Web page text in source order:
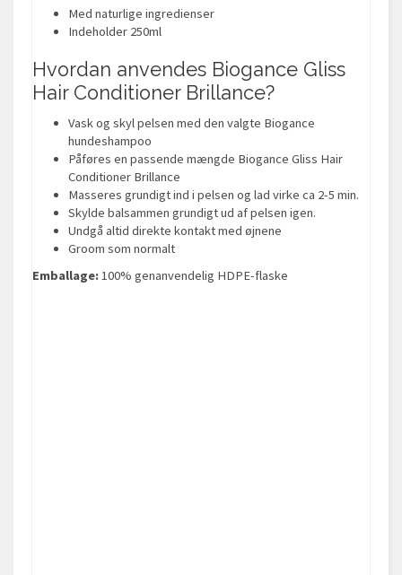
Med naturlige ingredienser
Indeholder 250ml
Hvordan anvendes Biogance Gliss
Hair Conditioner Brillance?
Vask og skyl pelsen med den valgte Biogance
hundeshampoo
Påføres en passende mængde Biogance Gliss Hair
Conditioner Brillance
Masseres grundigt ind i pelsen og lad virke ca 2-5 min.
Skylde balsammen grundigt ud af pelsen igen.
Undgå altid direkte kontakt med øjnene
Groom som normalt
Emballage:100% genanvendelig HDPE-flaske